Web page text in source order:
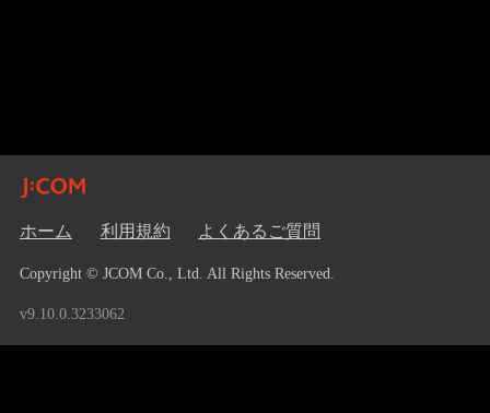
ホーム 利用規約 よくあるご質問
Copyright © JCOM Co., Ltd. All Rights Reserved.
v9.10.0.3233062